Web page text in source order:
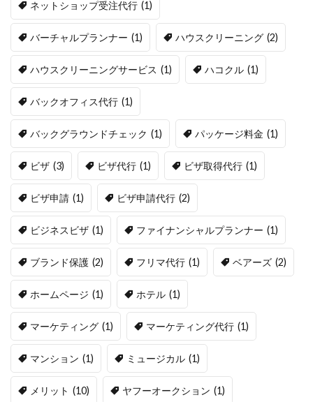
ネットショップ受注代行 (1)
バーチャルプランナー (1) ハウスクリーニング (2)
ハウスクリーニングサービス (1) ハコクル (1)
バックオフィス代行 (1)
バックグラウンドチェック (1) パッケージ料金 (1)
ビザ (3) ビザ代行 (1) ビザ取得代行 (1)
ビザ申請 (1) ビザ申請代行 (2)
ビジネスビザ (1) ファイナンシャルプランナー (1)
ブランド保護 (2) フリマ代行 (1) ベアーズ (2)
ホームページ (1) ホテル (1)
マーケティング (1) マーケティング代行 (1)
マンション (1) ミュージカル (1)
メリット (10) ヤフーオークション (1)